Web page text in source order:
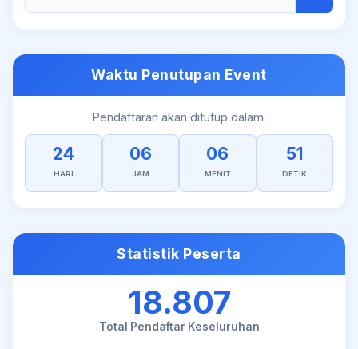
Waktu Penutupan Event
Pendaftaran akan ditutup dalam:
24
HARI
06
JAM
06
MENIT
50
DETIK
Statistik Peserta
18.807
Total Pendaftar Keseluruhan